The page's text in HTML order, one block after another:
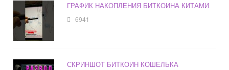
ГРАФИК НАКОПЛЕНИЯ БИТКОИНА КИТАМИ
6941
СКРИНШОТ БИТКОИН КОШЕЛЬКА